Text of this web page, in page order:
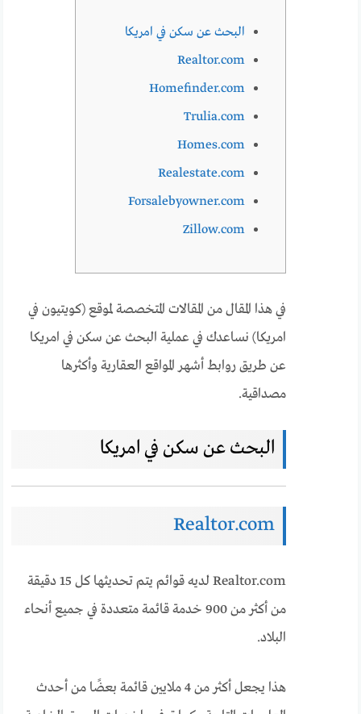
البحث عن سكن في امريكا
Realtor.com
Homefinder.com
Trulia.com
Homes.com
Realestate.com
Forsalebyowner.com
Zillow.com
في هذا المقال من المقالات المتخصصة لموقع (كويتيون في
امريكا) نساعدك في عملية البحث عن سكن في امريكا
عن طريق روابط أشهر المواقع العقارية وأكثرها
مصداقية.
البحث عن سكن في امريكا
Realtor.com
Realtor.com لديه قوائم يتم تحديثها كل 15 دقيقة
من أكثر من 900 خدمة قائمة متعددة في جميع أنحاء
البلاد.
هذا يجعل أكثر من 4 ملايين قائمة بعضًا من أحدث